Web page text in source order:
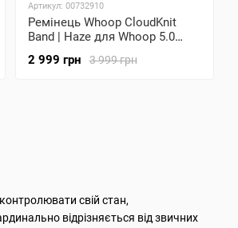
свій стан,
відрізняється від звичних
Артикул: 00732910
Ремінець Whoop CloudKnit
Band | Haze для Whoop 5.0
3 999 грн
2 999 грн